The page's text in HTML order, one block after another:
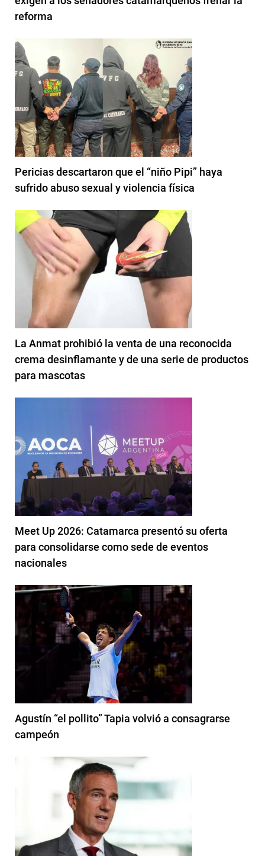
reforma
Pericias descartaron que el “niño Pipi” haya
sufrido abuso sexual y violencia física
La Anmat prohibió la venta de una reconocida
crema desinflamante y de una serie de productos
para mascotas
Meet Up 2026: Catamarca presentó su oferta
para consolidarse como sede de eventos
nacionales
Agustín “el pollito” Tapia volvió a consagrarse
campeón